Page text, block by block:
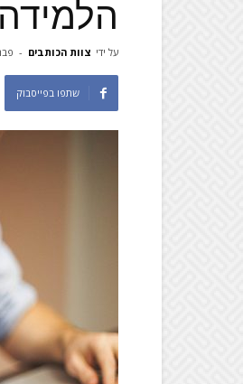
על ידי צוות הכותבים -
שתפו בפייסבוק